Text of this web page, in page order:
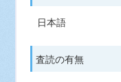
日本語
査読の有無